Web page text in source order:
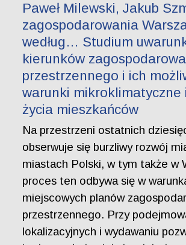
Paweł Milewski, Jakub
zagospodarowania
według… Studium
kierunków
przestrzennego i ich
warunki mikroklimatyczne
życia mieszkańców
Na przestrzeni ostatnich
obserwuje się burzliwy rozwój
miastach Polski, w tym także w
proces ten odbywa się w
miejscowych planów
przestrzennego. Przy
lokalizacyjnych i wydawaniu